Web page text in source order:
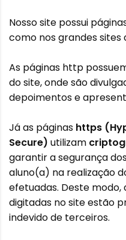
Nosso site possui
como nos grandes
As páginas http
do site, onde são
depoimentos e
Já as páginas https
Secure) utilizam
garantir a segurança
aluno(a) na realização
efetuadas. Deste modo,
digitadas no site estão
indevido de terceiros.